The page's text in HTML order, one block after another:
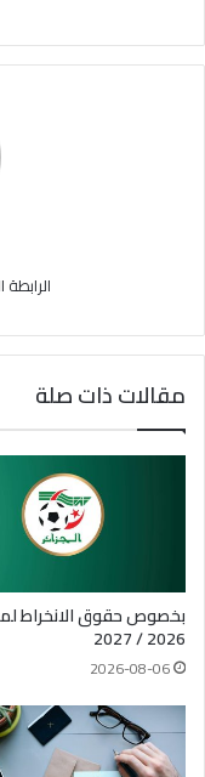
مقالات ذات صلة
بخصوص حقوق الانخراط
2026 / 2027
2026-08-06